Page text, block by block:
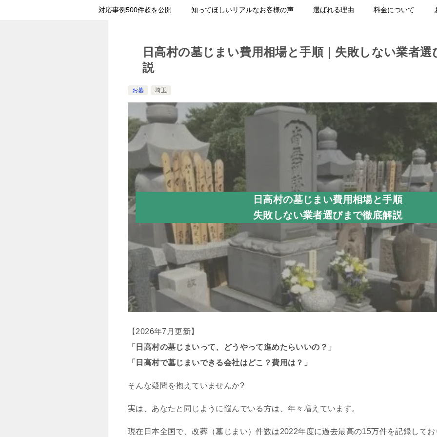
対応事例500件超を公開 知ってほしいリアルなお客様の声 選ばれる理由 料金について
日高村の墓じまい費用相場と手順｜失敗しない業者選
説
お墓 埼玉
日高村の墓じまい費用相場と手順
失敗しない業者選びまで徹底解説
【2026年7月更新】
「日高村の墓じまいって、どうやって進めたらいいの？」
「日高村で墓じまいできる会社はどこ？費用は？」
そんな疑問を抱えていませんか?
実は、あなたと同じように悩んでいる方は、年々増えています。
現在日本全国で、改葬（墓じまい）件数は2022年度に過去最高の15万件を記録してお